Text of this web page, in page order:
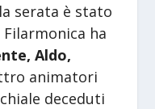
serata è stato
ha
Aldo,
animatori
deceduti